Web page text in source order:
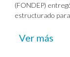
(FONDEP)
estructurado para
Ver más